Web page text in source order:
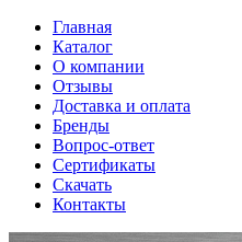
Главная
Каталог
О компании
Отзывы
Доставка и оплата
Бренды
Вопрос-ответ
Сертификаты
Скачать
Контакты